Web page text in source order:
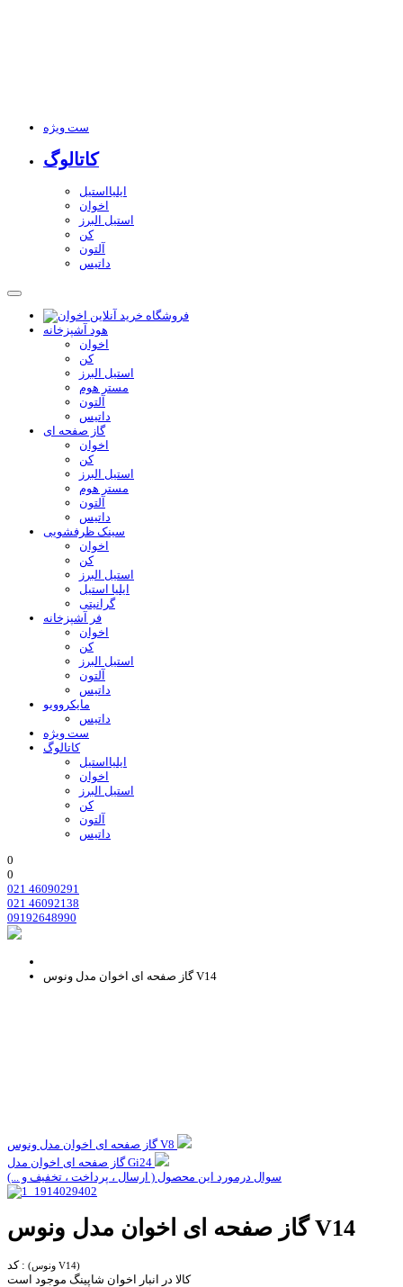
ست ویژه
کاتالوگ
ایلیااستیل
اخوان
استیل البرز
کن
آلتون
داتیس
هود آشپزخانه
اخوان
کن
استیل البرز
مستر هوم
آلتون
داتیس
گاز صفحه ای
اخوان
کن
استیل البرز
مستر هوم
آلتون
داتیس
سینک ظرفشویی
اخوان
کن
استیل البرز
ایلیا استیل
گرانیتی
فر آشپزخانه
اخوان
کن
استیل البرز
آلتون
داتیس
مایکروویو
داتیس
ست ویژه
کاتالوگ
ایلیااستیل
اخوان
استیل البرز
کن
آلتون
داتیس
0
0
021 46090291
021 46092138
09192648990
گاز صفحه ای اخوان مدل ونوس V14
گاز صفحه ای اخوان مدل ونوس V8
گاز صفحه ای اخوان مدل Gi24
سوال درمورد این محصول ( ارسال ، پرداخت ، تخفیف و ...)
گاز صفحه ای اخوان مدل ونوس V14
کد : (ونوس V14)
کالا در انبار اخوان شاپینگ موجود است